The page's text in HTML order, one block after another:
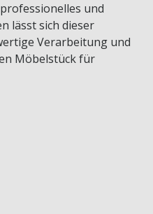
und
lässt sich dieser
Verarbeitung und
Möbelstück für